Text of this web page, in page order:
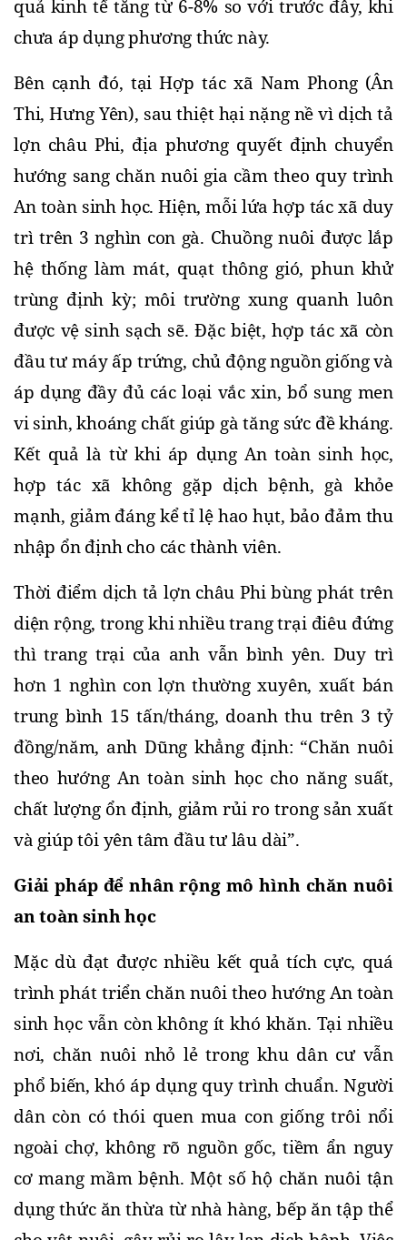
quả kinh tế tăng từ 6-8% so với trước đây, khi
chưa áp dụng phương thức này.
Bên cạnh đó, tại Hợp tác xã Nam Phong (Ân
Thi, Hưng Yên), sau thiệt hại nặng nề vì dịch tả
lợn châu Phi, địa phương quyết định chuyển
hướng sang chăn nuôi gia cầm theo quy trình
An toàn sinh học. Hiện, mỗi lứa hợp tác xã duy
trì trên 3 nghìn con gà. Chuồng nuôi được lắp
hệ thống làm mát, quạt thông gió, phun khử
trùng định kỳ; môi trường xung quanh luôn
được vệ sinh sạch sẽ. Đặc biệt, hợp tác xã còn
đầu tư máy ấp trứng, chủ động nguồn giống và
áp dụng đầy đủ các loại vắc xin, bổ sung men
vi sinh, khoáng chất giúp gà tăng sức đề kháng.
Kết quả là từ khi áp dụng An toàn sinh học,
hợp tác xã không gặp dịch bệnh, gà khỏe
mạnh, giảm đáng kể tỉ lệ hao hụt, bảo đảm thu
nhập ổn định cho các thành viên.
Thời điểm dịch tả lợn châu Phi bùng phát trên
diện rộng, trong khi nhiều trang trại điêu đứng
thì trang trại của anh vẫn bình yên. Duy trì
hơn 1 nghìn con lợn thường xuyên, xuất bán
trung bình 15 tấn/tháng, doanh thu trên 3 tỷ
đồng/năm, anh Dũng khẳng định: “Chăn nuôi
theo hướng An toàn sinh học cho năng suất,
chất lượng ổn định, giảm rủi ro trong sản xuất
và giúp tôi yên tâm đầu tư lâu dài”.
Giải pháp để nhân rộng mô hình chăn nuôi
an toàn sinh học
Mặc dù đạt được nhiều kết quả tích cực, quá
trình phát triển chăn nuôi theo hướng An toàn
sinh học vẫn còn không ít khó khăn. Tại nhiều
nơi, chăn nuôi nhỏ lẻ trong khu dân cư vẫn
phổ biến, khó áp dụng quy trình chuẩn. Người
dân còn có thói quen mua con giống trôi nổi
ngoài chợ, không rõ nguồn gốc, tiềm ẩn nguy
cơ mang mầm bệnh. Một số hộ chăn nuôi tận
dụng thức ăn thừa từ nhà hàng, bếp ăn tập thể